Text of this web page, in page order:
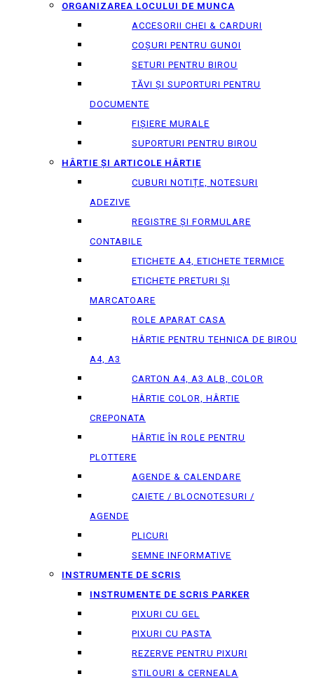
ORGANIZAREA LOCULUI DE MUNCA
ACCESORII CHEI & СARDURI
COȘURI PENTRU GUNOI
SETURI PENTRU BIROU
TĂVI ȘI SUPORTURI PENTRU
DOCUMENTE
FIȘIERE MURALE
SUPORTURI PENTRU BIROU
HÂRTIE ȘI ARTICOLE HÂRTIE
CUBURI NOTIȚE, NOTESURI
ADEZIVE
REGISTRE ȘI FORMULARE
CONTABILE
ETICHETE A4, ETICHETE TERMICE
ETICHETE PRETURI ȘI
MARCATOARE
ROLE APARAT CASA
HÂRTIE PENTRU TEHNICA DE BIROU
A4, A3
CARTON A4, A3 ALB, COLOR
HÂRTIE COLOR, HÂRTIE
CREPONATA
HÂRTIE ÎN ROLE PENTRU
PLOTTERE
AGENDE & CALENDARE
CAIETE / BLOCNOTESURI /
AGENDE
PLICURI
SEMNE INFORMATIVE
INSTRUMENTE DE SCRIS
INSTRUMENTE DE SCRIS PARKER
PIXURI CU GEL
PIXURI CU PASTA
REZERVE PENTRU PIXURI
STILOURI & СERNEALA